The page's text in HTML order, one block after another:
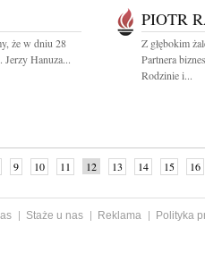
że w dniu 28
Jerzy Hanuza...
PIOTR
Z głębokim
Partnera
Rodzinie i...
9 10 11 12 13 14 15 16
Staże u nas Reklama
Polityka